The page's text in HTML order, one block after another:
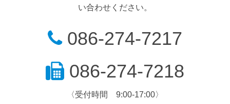
い合わせください。
086-274-7217
086-274-7218
〈受付時間 9:00-17:00〉